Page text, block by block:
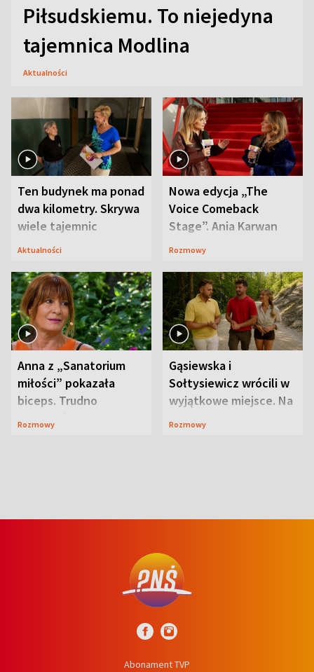
Piłsudskiemu. To niejedyna
tajemnica Modlina
Aktualności
Ten budynek ma ponad
dwa kilometry. Skrywa
wiele tajemnic
Aktualności
Nowa edycja „The
Voice Comeback
Stage”. Ania Karwan
zapowiada
Rozmowy
Anna z „Sanatorium
miłości” pokazała
biceps. Trudno
uwierzyć, co przeszła
Rozmowy
Gąsiewska i
Sołtysiewicz wrócili w
wyjątkowe miejsce. Na
szlaku czekał
Rozmowy
Abonament TVP